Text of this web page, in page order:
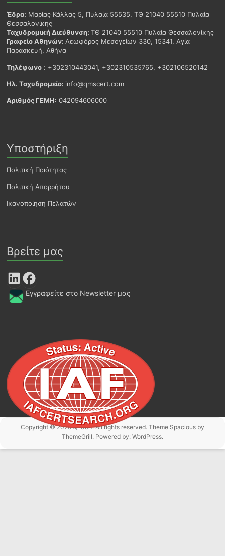
Έδρα: Μαρίας Κάλλας 5, Πυλαία 55535, ΤΘ 21040 55510 Πυλαία
Θεσσαλονίκης
Ταχυδρομική Διεύθυνση:ΤΘ 21040 55510 Πυλαία Θεσσαλονίκης
Γραφείο Αθηνών:Λεωφόρος Μεσογείων 330, 15341, Αγία
Παρασκευή, Αθήνα
Τηλέφωνο : +302310443041, +302310535765, +302106520142
Ηλ. Ταχυδρομείο: info@qmscert.com
Αριθμός ΓΕΜΗ: 042094606000
Υποστήριξη
Πολιτική Ποιότητας
Πολιτική Απορρήτου
Ικανοποίηση Πελατών
Βρείτε μας
LinkedIn Facebook
Εγγραφείτε στο Newsletter μας
Copyright © 2026Q-Cert. All rights reserved. Theme Spaciousby
ThemeGrill. Powered by: WordPress.